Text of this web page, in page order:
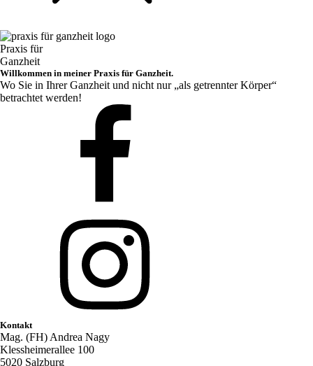
Praxis für
Ganzheit
Willkommen in meiner Praxis für Ganzheit.
Wo Sie in Ihrer Ganzheit und nicht nur „als getrennter Körper“
betrachtet werden!
Kontakt
Mag. (FH) Andrea Nagy
Klessheimerallee 100
5020 Salzburg